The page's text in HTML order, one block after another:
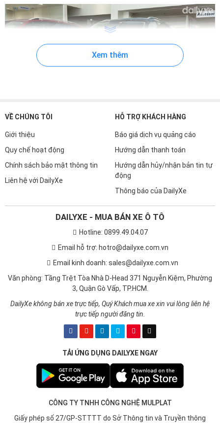
Thương hiệu Volkswagen tại thị trường Việt Nam
Với hệ thống mạng lưới đại lý trải dài tại các tỉnh/thành phố lớn,
Volkswagen Việt Nam cung cấp một loạt các sản phẩm như
Volkswagen Virtus, Volkswagen T-Cross, Volkswagen Tiguan,
Volkswagen Teramont, Volkswagen Touareg, Volkswagen
Viloran, Volkswagen Polo,.. Tính đến hiện nay, có khoảng 19 đại
lý Volkswagen đã và đang chuẩn bị hoạt động tại Việt Nam, số
lượng này vẫn đang tiếp tục tăng theo kế hoạch mở rộng thị
Hệ thống mạng lưới đại lý trải dài khắp cả nước
Tại sao nên chọn mua xe Volkswagen?
Volkswagen là thương hiệu ô tô danh tiếng đến từ Đức,
đã và đang chinh phục thị trường ô tô toàn cầu. Tuy
nhiên, khi đứng trước quyết định tậu xế hộp Volkswagen, nhiều
Xem thêm
VỀ CHÚNG TÔI
Giới thiệu
Quy chế hoạt động
Chính sách bảo mật thông tin
Liên hệ với DailyXe
HỖ TRỢ KHÁCH HÀNG
Báo giá dịch vụ quảng cáo
Hướng dẫn thanh toán
Hướng dẫn hủy/nhận bản tin tự
động
Thông báo của DailyXe
DAILYXE - MUA BÁN XE Ô TÔ
Hotline: 0899.49.04.07
Email hỗ trợ: hotro@dailyxe.com.vn
Email kinh doanh: sales@dailyxe.com.vn
Văn phòng: Tầng Trệt Tòa Nhà D-Head 371 Nguyễn Kiệm, Phường
3, Quận Gò Vấp, TP.HCM.
DailyXe không bán xe trực tiếp, Quý Khách mua xe xin vui lòng liên hệ
trực tiếp người đăng tin.
TẢI ỨNG DỤNG DAILYXE NGAY
CÔNG TY TNHH CÔNG NGHỆ MULPLAT
Giấy phép số 27/GP-STTTT do Sở Thông tin và Truyền thông